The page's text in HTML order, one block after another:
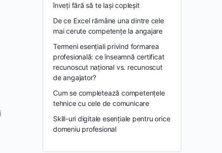
înveți fără să te lași copleșit
De ce Excel rămâne una dintre cele
mai cerute competențe la angajare
Termeni esențiali privind formarea
profesională: ce înseamnă certificat
recunoscut național vs. recunoscut
de angajator?
Cum se completează competențele
tehnice cu cele de comunicare
Skill-uri digitale esențiale pentru orice
domeniu profesional